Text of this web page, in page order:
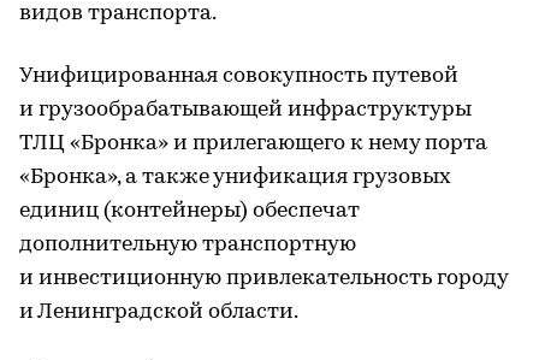
видов транспорта.
Унифицированная совокупность путевой
и грузообрабатывающей инфраструктуры
ТЛЦ «Бронка» и прилегающего к нему порта
«Бронка», а также унификация грузовых
единиц (контейнеры) обеспечат
дополнительную транспортную
и инвестиционную привлекательность городу
и Ленинградской области.